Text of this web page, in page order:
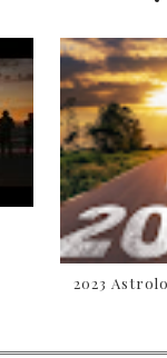
2023